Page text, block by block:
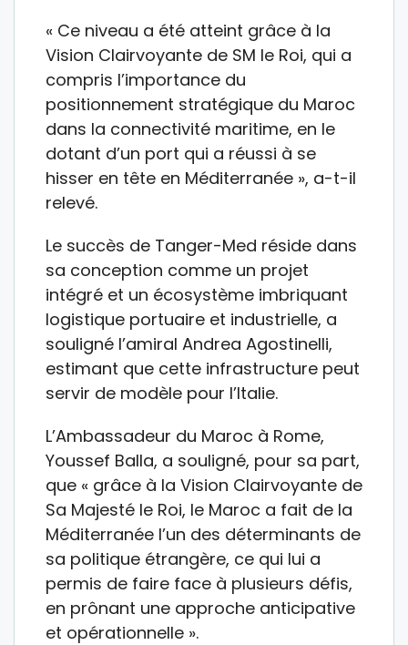
« Ce niveau a été atteint grâce à la
Vision Clairvoyante de SM le Roi, qui a
compris l’importance du
positionnement stratégique du Maroc
dans la connectivité maritime, en le
dotant d’un port qui a réussi à se
hisser en tête en Méditerranée », a-t-il
relevé.
Le succès de Tanger-Med réside dans
sa conception comme un projet
intégré et un écosystème imbriquant
logistique portuaire et industrielle, a
souligné l’amiral Andrea Agostinelli,
estimant que cette infrastructure peut
servir de modèle pour l’Italie.
L’Ambassadeur du Maroc à Rome,
Youssef Balla, a souligné, pour sa part,
que « grâce à la Vision Clairvoyante de
Sa Majesté le Roi, le Maroc a fait de la
Méditerranée l’un des déterminants de
sa politique étrangère, ce qui lui a
permis de faire face à plusieurs défis,
en prônant une approche anticipative
et opérationnelle ».